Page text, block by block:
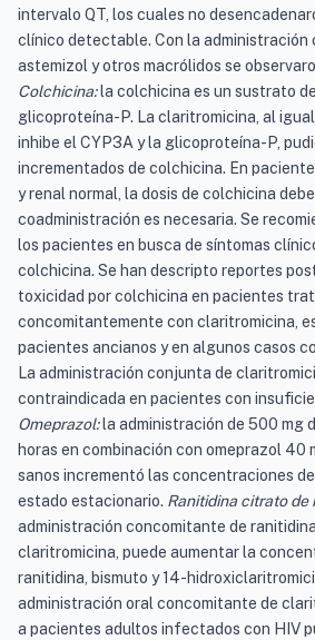
intervalo QT, los cuales no
clínico detectable. Con la administración
astemizol y otros macrólidos se
Colchicina:la colchicina es un sustrato
glicoproteína-P. La claritromicina, al
inhibe el CYP3A y la glicoproteína-P,
incrementados de colchicina. En
y renal normal, la dosis de colchicina
coadministración es necesaria. Se
los pacientes en busca de síntomas
colchicina. Se han descripto reportes
toxicidad por colchicina en pacientes
concomitantemente con claritromicina,
pacientes ancianos y en algunos casos
La administración conjunta de
contraindicada en pacientes con
Omeprazol:la administración de 500 mg
horas en combinación con omeprazol 40
sanos incrementó las concentraciones
estado estacionario. Ranitidina citrato de
administración concomitante de
claritromicina, puede aumentar la
ranitidina, bismuto y 14-
administración oral concomitante de
a pacientes adultos infectados con HIV